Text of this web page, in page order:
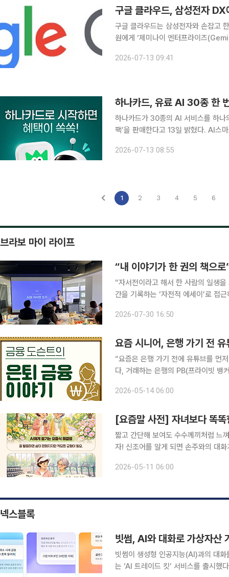
구글 클라우드는 삼성전자와 손잡고
원에게 ‘제미나이 엔터프라이즈(Gemini
과 운영 혁신에 새로운 글로벌 기준을
2026-07-13 09:41
하나카드, 유료 AI 30종 한
하나카드가 30종의 AI 서비스를 하나
팩’을 판매한다고 13일 밝혔다. AI스마트팩은 챗GPT와 제미나이, 클로드, 그록 등 대화형·생성형
2026-07-13 08:55
1 2 3 4 5 6
브라보 마이 라이프
“내 이야기가 한 권의 책으
“자서전이라고 해서 한 사람의 일생
간을 기록하는 ‘자전적 에세이’로 접근하면 됩니다.” 경기대학교 교수
묻거나 개인 노트북을 펼쳐 강사가 보
2026-07-30 16:50
요즘 시니어, 은행 가기 전
“요즘은 은행 가기 전에 유튜브를 먼저 봐요.” 몇 년 전만 해도 은퇴자들의 재테
다, 거래하는 은행의 PB(프라이빗 뱅
우가 많았다. 직원이 추천하는 상품에
2026-05-14 06:00
[요즘말 사전] 자녀보다 똑똑
짧고 간단해 보여도 수수께끼처럼 느
자! 신조어를 알게 되면 손주와의 대
모습은 이제 익숙한 일상이 되었다.
2026-05-11 06:00
넥스블록
빗썸, AI와 대화로 가상자산
빗썸이 생성형 인공지능(AI)과의 대
는 ‘AI 트레이드 킷’ 서비스를 출시했다. 빗썸은 11일 클로드(Claude), 챗GPT(ChatGPT),